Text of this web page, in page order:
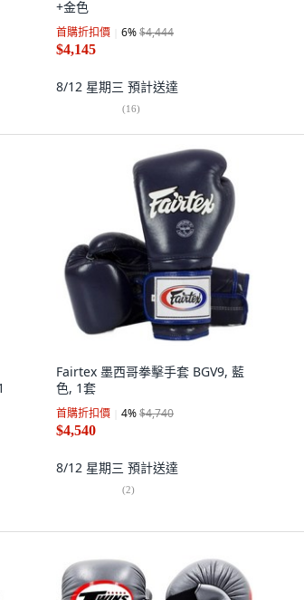
+金色
首購折扣價 6%$4,444
$4,145
8/12 星期三 預計送達
(16)
Fairtex 墨西哥拳擊手套 BGV9, 藍
色, 1套
首購折扣價 4%$4,740
$4,540
8/12 星期三 預計送達
(2)